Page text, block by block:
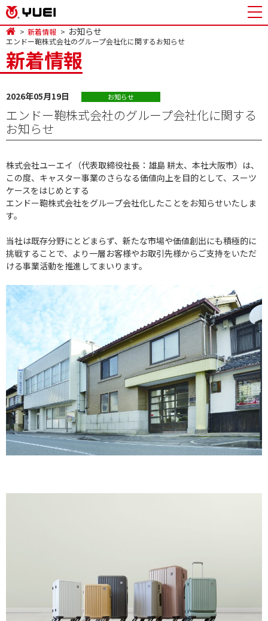
新着情報 お知らせ
エンドー鞄株式会社のグループ会社化に関するお知らせ
新着情報
2026年05月19日 お知らせ
エンドー鞄株式会社のグループ会社化に関する
お知らせ
株式会社ユーエイ（代表取締役社長：雄島 耕太、本社大阪市）は、
この度、キャスター事業のさらなる価値向上を目的として、スーツ
ケースをはじめとする
エンドー鞄株式会社をグループ会社化したことをお知らせいたしま
す。
当社は既存分野にとどまらず、新たな市場や価値創出にも積極的に
挑戦することで、より一層お客様やお取引先様からご支持をいただ
ける事業活動を推進してまいります。